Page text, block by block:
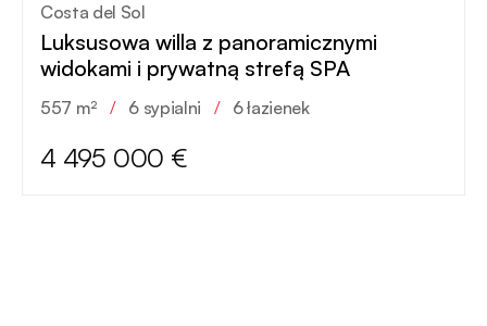
Costa del Sol
Luksusowa willa z panoramicznymi
widokami i prywatną strefą SPA
557 m² / 6 sypialni / 6 łazienek
4 495 000 €